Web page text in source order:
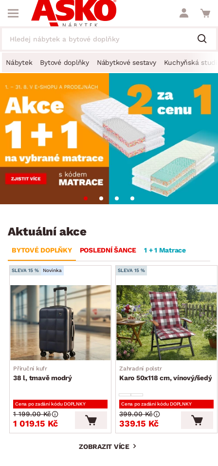
Nábytek Bytové doplňky Nábytkové sestavy Kuchyňská
Aktuální akce
BYTOVÉ DOPLŇKY POSLEDNÍ ŠANCE 1 + 1 Matrace
SLEVA 15 % Novinka
Příruční kufr
38 l, tmavě modrý
Cena po zadání kódu DOPLNKY
1 019.15 Kč
1 199.00 Kč
SLEVA 15 %
Zahradní polstr
Karo 50x118 cm, vínový/šedý
Cena po zadání kódu DOPLNKY
339.15 Kč
399.00 Kč
ZOBRAZIT VÍCE